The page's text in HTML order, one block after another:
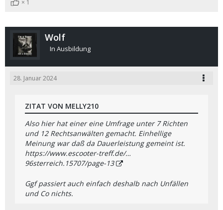
1
Wolf
In Ausbildung
28. Januar 2024
ZITAT VON MELLY210
Also hier hat einer eine Umfrage unter 7 Richten
und 12 Rechtsanwälten gemacht. Einhellige
Meinung war daß da Dauerleistung gemeint ist.
https://www.escooter-treff.de/…
96sterreich.15707/page-13
Ggf passiert auch einfach deshalb nach Unfällen
und Co nichts.